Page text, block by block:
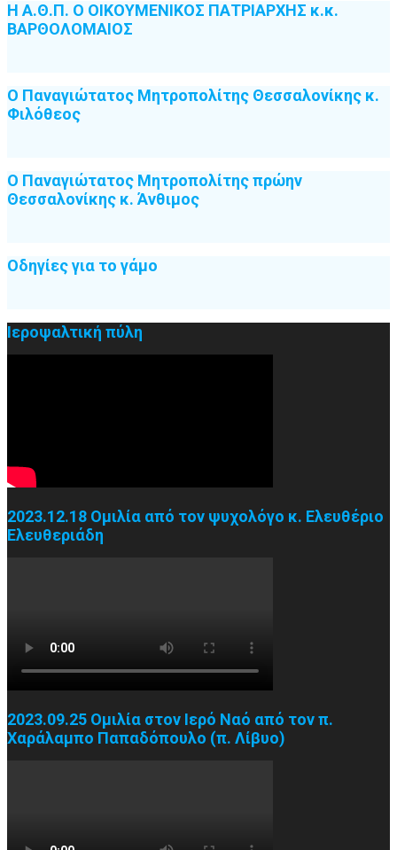
Η Α.Θ.Π. Ο ΟΙΚΟΥΜΕΝΙΚΟΣ ΠΑΤΡΙΑΡΧΗΣ κ.κ.
ΒΑΡΘΟΛΟΜΑΙΟΣ
Ο Παναγιώτατος Μητροπολίτης Θεσσαλονίκης κ.
Φιλόθεος
Ο Παναγιώτατος Μητροπολίτης πρώην
Θεσσαλονίκης κ. Άνθιμος
Οδηγίες για το γάμο
Ιεροψαλτική πύλη
2023.12.18 Ομιλία από τον ψυχολόγο κ. Ελευθέριο
Ελευθεριάδη
2023.09.25 Ομιλία στον Ιερό Ναό από τον π.
Χαράλαμπο Παπαδόπουλο (π. Λίβυο)